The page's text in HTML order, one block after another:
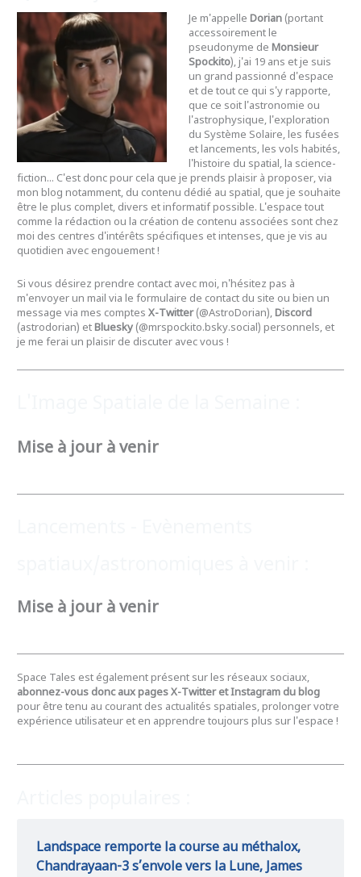
Je m'appelleDorian (portant
accessoirement le
pseudonyme deMonsieur
Spockito), j'ai 19 ans et je suis
un grand passionné d'espace
et de tout ce qui s'y rapporte,
que ce soit l'astronomie ou
l'astrophysique, l'exploration
du Système Solaire, les fusées
et lancements, les vols habités,
l'histoire du spatial, la science-
fiction... C'est donc pour cela que je prends plaisir à proposer, via
mon blog notamment, du contenu dédié au spatial, que je souhaite
être le plus complet, divers et informatif possible. L'espace tout
comme la rédaction ou la création de contenu associées sont chez
moi des centres d'intérêts spécifiques et intenses, que je vis au
quotidien avec engouement !
Si vous désirez prendre contact avec moi, n'hésitez pas à
m'envoyer un mail via le formulaire de contact du site ou bien un
message via mes comptesX-Twitter(@AstroDorian),Discord
(astrodorian) etBluesky (@mrspockito.bsky.social) personnels, et
je me ferai un plaisir de discuter avec vous !
Mise à jour à venir
Mise à jour à venir
Space Tales est également présent sur les réseaux sociaux,
abonnez-vous donc aux pages X-Twitter et Instagram du blog
pour être tenu au courant des actualités spatiales, prolonger votre
expérience utilisateur et en apprendre toujours plus sur l'espace !
Landspace remporte la course au méthalox,
Chandrayaan-3 s’envole vers la Lune, James